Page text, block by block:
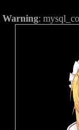
Warning: